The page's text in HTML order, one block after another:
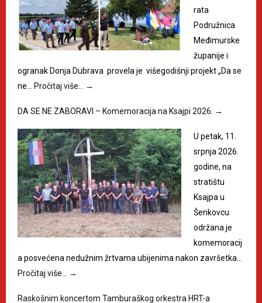
rata
Podružnica
Međimurske
županije i
ogranak Donja Dubrava provela je višegodišnji projekt „Da se
ne…
Pročitaj više… →
DA SE NE ZABORAVI – Komemoracija na Ksajpi 2026. →
U petak, 11.
srpnja 2026.
godine, na
stratištu
Ksajpa u
Šenkovcu
održana je
komemoracij
a posvećena nedužnim žrtvama ubijenima nakon završetka…
Pročitaj više…
→
Raskošnim koncertom Tamburaškog orkestra HRT-a